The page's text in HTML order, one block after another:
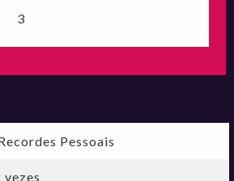
3
Pessoais
vezes